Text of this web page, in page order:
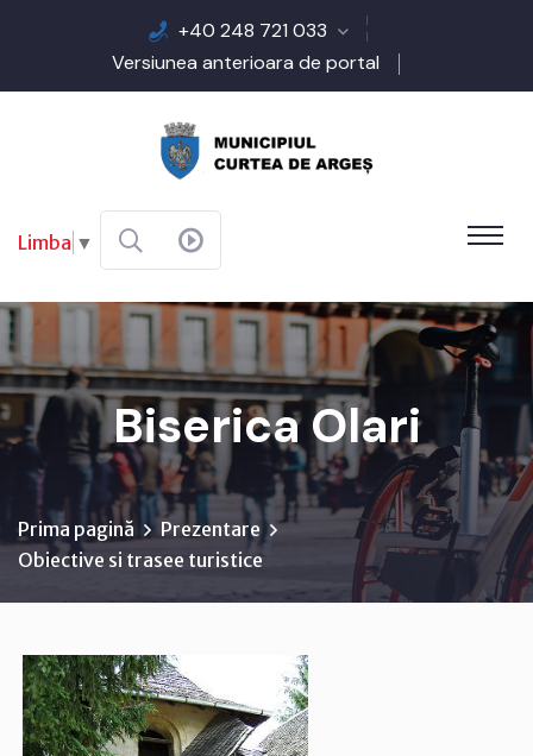
+40 248 721 033
Versiunea anterioara de portal
Limba ▼
Biserica Olari
Prima pagină
Prezentare
Obiective si trasee turistice